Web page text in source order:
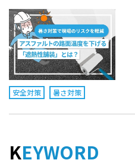
安全対策 暑さ対策
KEYWORD